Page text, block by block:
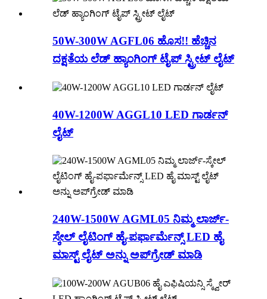
50W-300W AGFL06 ಹೊಸ!! ಹೆಚ್ಚಿನ
ದಕ್ಷತೆಯ ಲೆಡ್ ಹ್ಯಾಂಗಿಂಗ್ ಟೈಪ್ ಸ್ಟ್ರೀಟ್ ಲೈಟ್
40W-1200W AGGL10 LED ಗಾರ್ಡನ್
ಲೈಟ್
240W-1500W AGML05 ನಿಮ್ಮ ಲಾರ್ಜ್-
ಸ್ಕೇಲ್ ಲೈಟಿಂಗ್ ಹೈ-ಪರ್ಫಾರ್ಮೆನ್ಸ್ LED ಹೈ
ಮಾಸ್ಟ್ ಲೈಟ್ ಅನ್ನು ಅಪ್‌ಗ್ರೇಡ್ ಮಾಡಿ